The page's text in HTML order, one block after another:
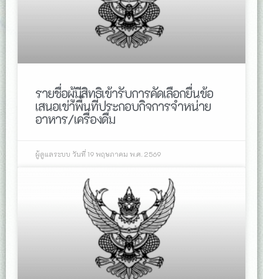
รายชื่อผู้มีสิทธิเข้ารับการคัดเลือกยื่นข้อ
เสนอเข่าพื้นที่ประกอบกิจการจำหน่าย
อาหาร/เครื่องดื่ม
ผู้ดูแลระบบ วันที่ 19 พฤษภาคม พ.ศ. 2569